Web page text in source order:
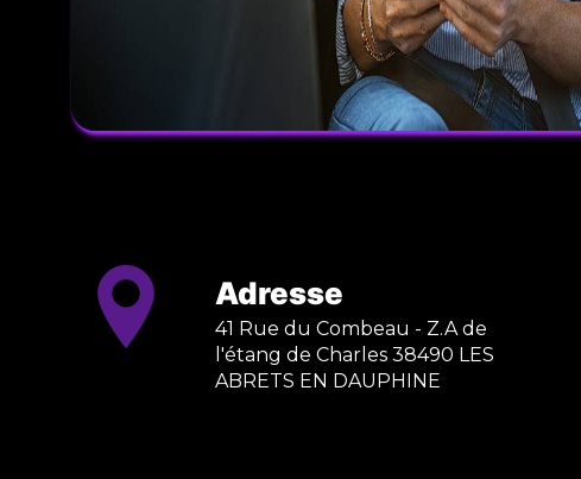
Adresse
41 Rue du Combeau - Z.A de
l'étang de Charles 38490 LES
ABRETS EN DAUPHINE